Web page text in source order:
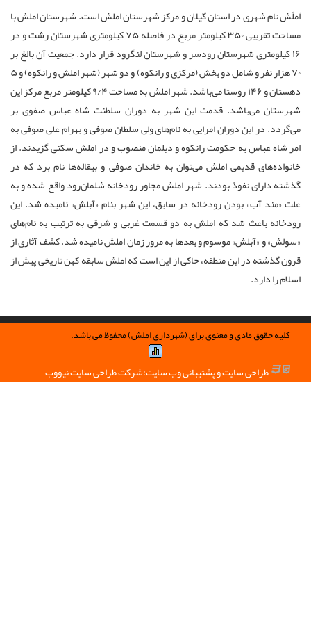
در استان گیلان و مرکز شهرستان املش است. شهرستان املش با
مساحت تقریبی ۳۵۰ کیلومتر مربع در فاصله ۷۵ کیلومتری شهرستان رشت و در
شهرستان رودسر و شهرستان لنگرود قرار دارد. جمعیت آن بالغ بر
۷۰ هزار نفر و شامل دو بخش (مرکزی و رانکوه) و دو شهر (شهر املش و رانکوه) و ۵
دهستان و ۱۴۶ روستا می‌باشد. شهر املش به مساحت ۹/۴ کیلومتر مربع مرکز این
قدمت این شهر به دوران سلطنت شاه عباس صفوی بر
دوران امرایی به نام‌های ولی سلطان صوفی و بهرام علی صوفی به
حکومت رانکوه و دیلمان منصوب و در املش سکنی گزیدند. از
املش می‌توان به خاندان صوفی و بیقاله‌ها نام برد که در
بودند. شهر املش مجاور رودخانه شلمان‌رود واقع شده و به
رودخانه در سابق، این شهر بنام «آبلش» نامیده شد. این
شد که املش به دو قسمت غربی و شرقی به ترتیب به نام‌های
موسوم و بعدها به مرور زمان املش نامیده شد. کشف آثاری از
این منطقه، حاکی از این است که املش سابقه کهن تاریخی پیش از
و معنوی برای (شهرداری املش) محفوظ می باشد.
سایت و پشتیبانی وب سایت:شرکت طراحی سایت نیووب